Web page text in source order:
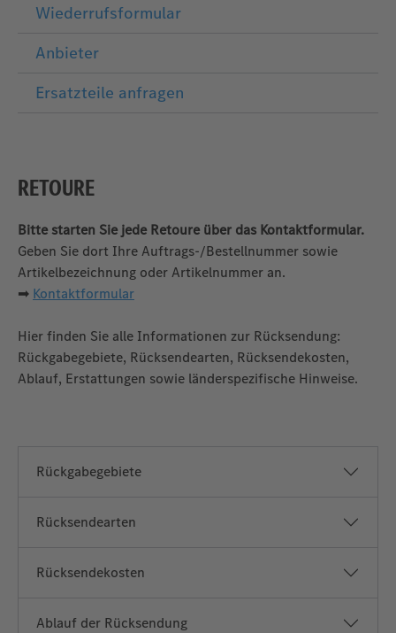
Wiederrufsformular
Anbieter
Ersatzteile anfragen
RETOURE
Bitte starten Sie jede Retoure über das Kontaktformular.
Geben Sie dort Ihre Auftrags‑/Bestellnummer sowie
Artikelbezeichnung oder Artikelnummer an.
➡ Kontaktformular
Hier finden Sie alle Informationen zur Rücksendung:
Rückgabegebiete, Rücksendearten, Rücksendekosten,
Ablauf, Erstattungen sowie länderspezifische Hinweise.
Rückgabegebiete
Rücksendearten
Rücksendekosten
Ablauf der Rücksendung